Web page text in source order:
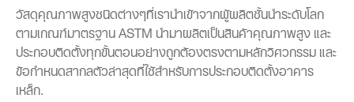
วัสดุคุณภาพสูงชนิดต่างๆที่เรานำเข้าจากผู้ผลิตชั้นนำระดับโลก
ตามเกณฑ์มาตรฐาน ASTM นำมาผลิตเป็นสินค้าคุณภาพสูง และ
ประกอบติดตั้งทุกขั้นตอนอย่างถูกต้องตรงตามหลักวิศวกรรม และ
ข้อกำหนดสากลตัวล่าสุดที่ใช้สำหรับการประกอบติดตั้งอาคาร
เหล็ก.